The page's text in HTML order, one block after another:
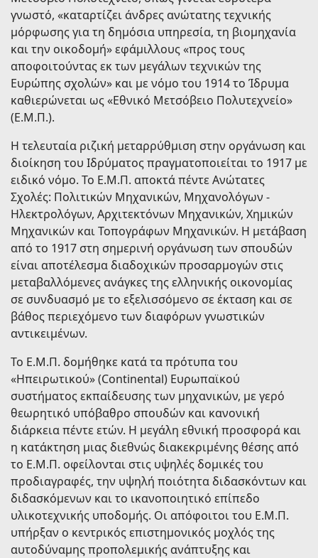
γνωστό, «καταρτίζει άνδρες ανώτατης τεχνικής
μόρφωσης για τη δημόσια υπηρεσία, τη βιομηχανία
και την οικοδομή» εφάμιλλους «προς τους
αποφοιτούντας εκ των μεγάλων τεχνικών της
Ευρώπης σχολών» και με νόμο του 1914 το Ίδρυμα
καθιερώνεται ως «Εθνικό Μετσόβειο Πολυτεχνείο»
(Ε.Μ.Π.).
Η τελευταία ριζική μεταρρύθμιση στην οργάνωση και
διοίκηση του Ιδρύματος πραγματοποιείται το 1917 με
ειδικό νόμο. Το Ε.Μ.Π. αποκτά πέντε Ανώτατες
Σχολές: Πολιτικών Μηχανικών, Μηχανολόγων -
Ηλεκτρολόγων, Αρχιτεκτόνων Μηχανικών, Χημικών
Μηχανικών και Τοπογράφων Μηχανικών. Η μετάβαση
από το 1917 στη σημερινή οργάνωση των σπουδών
είναι αποτέλεσμα διαδοχικών προσαρμογών στις
μεταβαλλόμενες ανάγκες της ελληνικής οικονομίας
σε συνδυασμό με το εξελισσόμενο σε έκταση και σε
βάθος περιεχόμενο των διαφόρων γνωστικών
αντικειμένων.
Το Ε.Μ.Π. δομήθηκε κατά τα πρότυπα του
«Ηπειρωτικού» (Continental) Ευρωπαϊκού
συστήματος εκπαίδευσης των μηχανικών, με γερό
θεωρητικό υπόβαθρο σπουδών και κανονική
διάρκεια πέντε ετών. Η μεγάλη εθνική προσφορά και
η κατάκτηση μιας διεθνώς διακεκριμένης θέσης από
το Ε.Μ.Π. οφείλονται στις υψηλές δομικές του
προδιαγραφές, την υψηλή ποιότητα διδασκόντων και
διδασκόμενων και το ικανοποιητικό επίπεδο
υλικοτεχνικής υποδομής. Οι απόφοιτοι του Ε.Μ.Π.
υπήρξαν ο κεντρικός επιστημονικός μοχλός της
αυτοδύναμης προπολεμικής ανάπτυξης και